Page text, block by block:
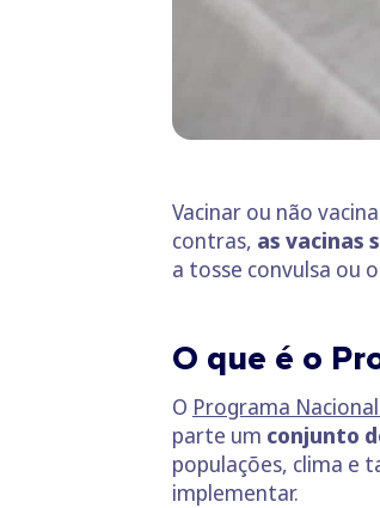
Vacinar ou não
contras, as vacinas
a tosse convulsa ou
O que é o
O Programa
parte um conjunto
populações, clima e
implementar.